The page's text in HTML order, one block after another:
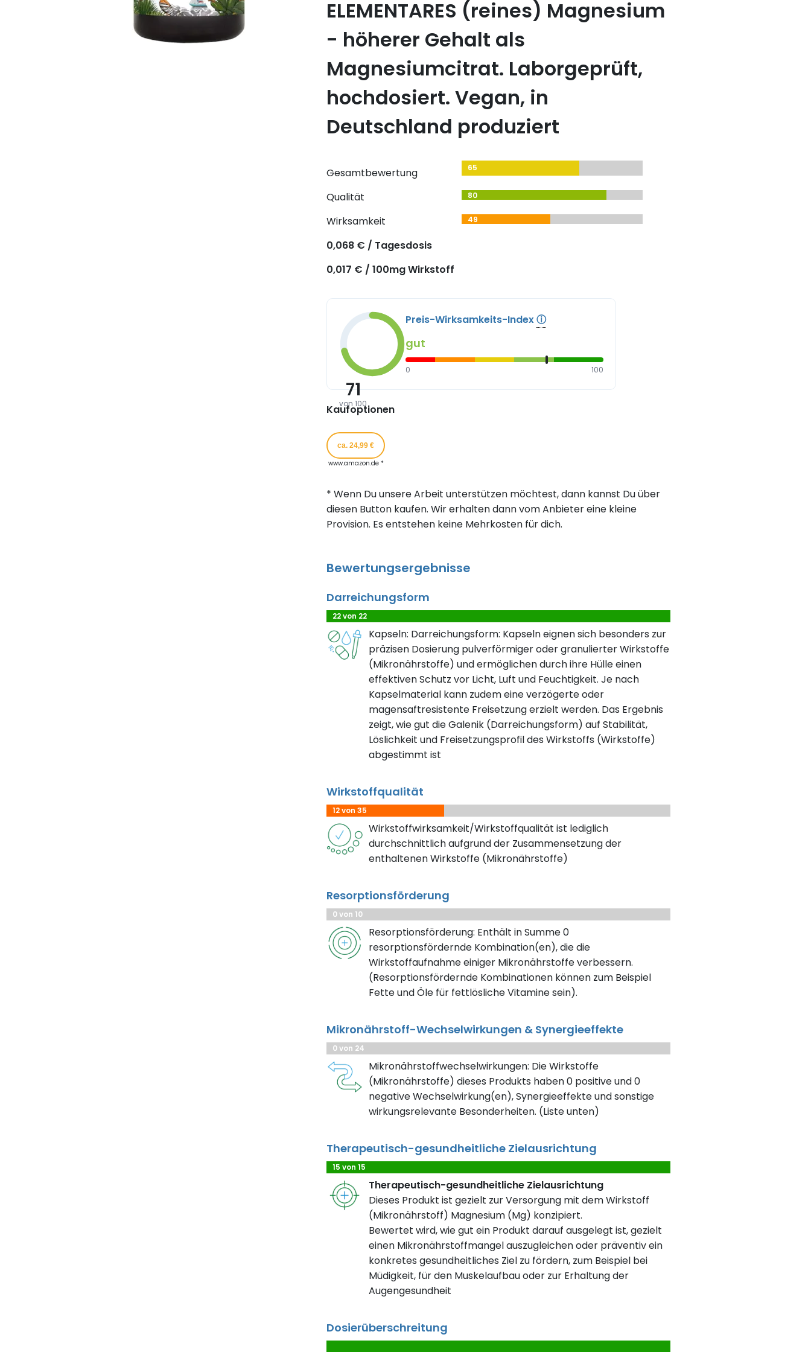
ELEMENTARES (reines) Magnesium
- höherer Gehalt als
Magnesiumcitrat. Laborgeprüft,
hochdosiert. Vegan, in
Deutschland produziert
Gesamtbewertung 65
Qualität 80
Wirksamkeit 49
0,068 € / Tagesdosis
0,017 € / 100mg Wirkstoff
71
von 100
Preis-Wirksamkeits-Indexⓘ
gut
0 100
Kaufoptionen
ca. 24,99 €
www.amazon.de *
* Wenn Du unsere Arbeit unterstützen möchtest, dann kannst Du über
diesen Button kaufen. Wir erhalten dann vom Anbieter eine kleine
Provision. Es entstehen keine Mehrkosten für dich.
Bewertungsergebnisse
Darreichungsform
22 von 22
Kapseln: Darreichungsform: Kapseln eignen sich besonders zur
präzisen Dosierung pulverförmiger oder granulierter Wirkstoffe
(Mikronährstoffe) und ermöglichen durch ihre Hülle einen
effektiven Schutz vor Licht, Luft und Feuchtigkeit. Je nach
Kapselmaterial kann zudem eine verzögerte oder
magensaftresistente Freisetzung erzielt werden. Das Ergebnis
zeigt, wie gut die Galenik (Darreichungsform) auf Stabilität,
Löslichkeit und Freisetzungsprofil des Wirkstoffs (Wirkstoffe)
abgestimmt ist
Wirkstoffqualität
12 von 35
Wirkstoffwirksamkeit/Wirkstoffqualität ist lediglich
durchschnittlich aufgrund der Zusammensetzung der
enthaltenen Wirkstoffe (Mikronährstoffe)
Resorptionsförderung
0 von 10
Resorptionsförderung: Enthält in Summe 0
resorptionsfördernde Kombination(en), die die
Wirkstoffaufnahme einiger Mikronährstoffe verbessern.
(Resorptionsfördernde Kombinationen können zum Beispiel
Fette und Öle für fettlösliche Vitamine sein).
Mikronährstoff-Wechselwirkungen & Synergieeffekte
0 von 24
Mikronährstoffwechselwirkungen: Die Wirkstoffe
(Mikronährstoffe) dieses Produkts haben 0 positive und 0
negative Wechselwirkung(en), Synergieeffekte und sonstige
wirkungsrelevante Besonderheiten. (Liste unten)
Therapeutisch-gesundheitliche Zielausrichtung
15 von 15
Therapeutisch-gesundheitliche Zielausrichtung
Dieses Produkt ist gezielt zur Versorgung mit dem Wirkstoff
(Mikronährstoff) Magnesium (Mg) konzipiert.
Bewertet wird, wie gut ein Produkt darauf ausgelegt ist, gezielt
einen Mikronährstoffmangel auszugleichen oder präventiv ein
konkretes gesundheitliches Ziel zu fördern, zum Beispiel bei
Müdigkeit, für den Muskelaufbau oder zur Erhaltung der
Augengesundheit
Dosierüberschreitung